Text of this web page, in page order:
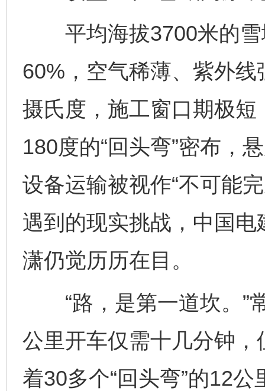
平均海拔3700米的雪
60%，空气稀薄、紫外
摄氏度，施工窗口期极
180度的“回头弯”密布，
设备运输被视作“不可能
遇到的现实挑战，中国
潇仍觉历历在目。
“路，是第一道坎。”
公里开车仅需十几分钟
着30多个“回头弯”的12